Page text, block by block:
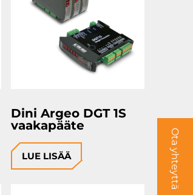
Dini Argeo DGT 1S
vaakapääte
LUE LISÄÄ Ota yhteyttä